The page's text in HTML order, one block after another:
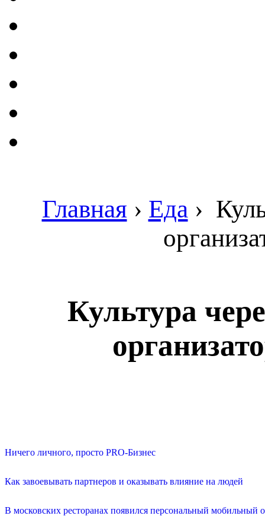
Главная › Еда ›
Культура
Ничего личного, просто PRO-Бизнес
Как завоевывать партнеров и оказывать влияние на людей
В московских ресторанах появился персональный мобильный